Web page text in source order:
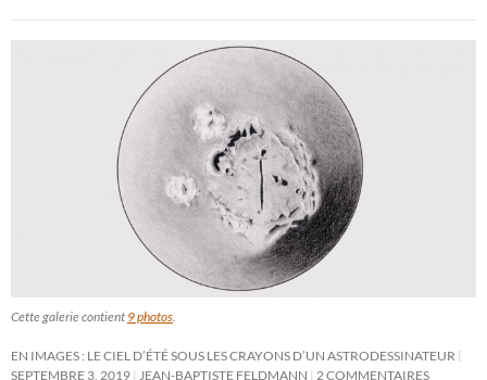
Cette galerie contient 9 photos.
EN IMAGES : LE CIEL D’ÉTÉ SOUS LES CRAYONS D’UN ASTRODESSINATEUR
SEPTEMBRE 3, 2019 JEAN-BAPTISTE FELDMANN 2 COMMENTAIRES